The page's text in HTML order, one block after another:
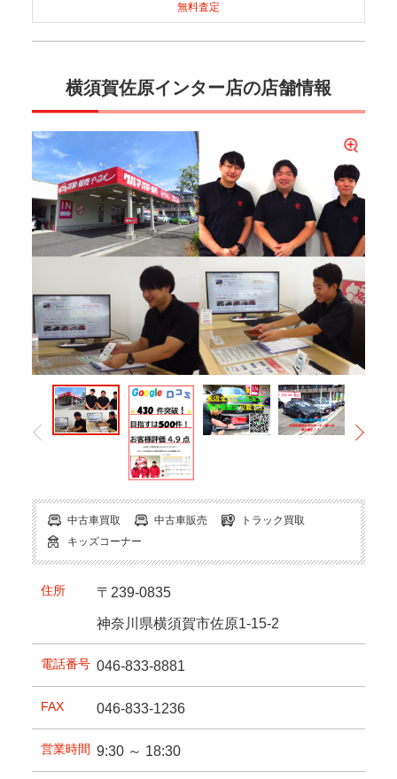
無料査定
横須賀佐原インター店の店舗情報
皆様からのお力でGoogle口コミ４３０件突破しました！！誠に有難うございます！
５００件！１０００件！！目指して精進致します！！
ＬＩＮＥビデオを使用したオンライン下見も可能です♪ 遠方のお客様にも現車の状
態をリアルタイムで確認して頂けます★北は北海道から南は沖縄県、一部離島への
車販売・納車実績あります♪★遠方へ…
大切なお車のお乗り換えに是非当店をご利用下さい♪買取させて頂いたお車は次のオ
ーナー様へご紹介し新しい家族となれるようしっかりサポートいたします！！お気
軽にご来店下さい♪
まだまだ取扱店舗が少ない中古福祉車両 ★横須賀・三浦半島エリア★随一の中古福
祉車取扱店です!!当店では、お客様に実際に福祉車を見て・触って使用感を試して頂
き、比較も可能です♪様々なタイ…
アップル横須賀佐原インター店に買取・販売 お任せ下さい!★「福祉車両取扱士」
「JAFIA（社団法人日本自動車公正検査協会）」認定講師資格者在籍店舗です♪
中古車買取 中古車販売
トラック買取
キッズコーナー
住所 〒239-0835
神奈川県横須賀市佐原1-15-2
電話番号 046-833-8881
FAX 046-833-1236
営業時間 9:30 ～ 18:30